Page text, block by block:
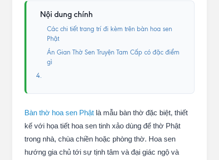
Nội dung chính
Các chi tiết trang trí đi kèm trên bàn hoa sen
Phật
Án Gian Thờ Sen Truyện Tam Cấp có đặc điểm
gì
4.
Bàn thờ hoa sen Phật là mẫu bàn thờ đặc biệt, thiết
kế với họa tiết hoa sen tinh xảo dùng để thờ Phật
trong nhà, chùa chiền hoặc phòng thờ. Hoa sen
hướng gia chủ tới sự tịnh tâm và đại giác ngộ và